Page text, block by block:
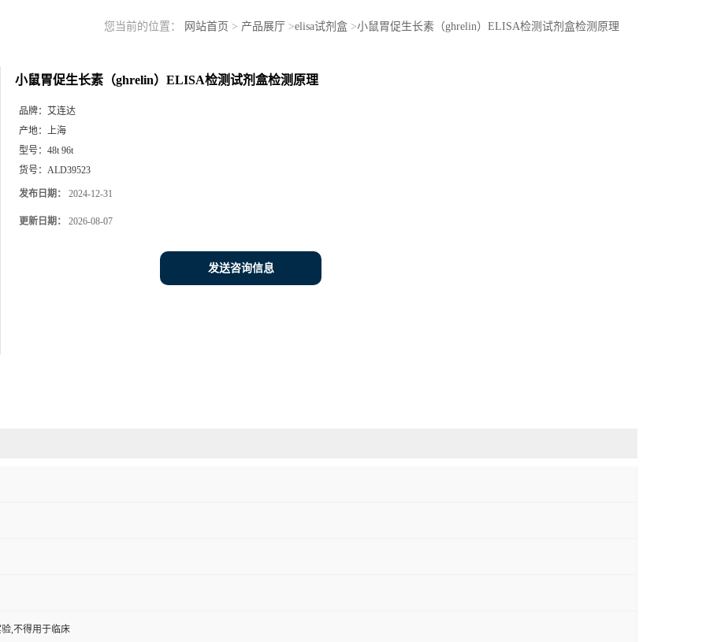
您当前的位置： 网站首页 > 产品展厅 >elisa试剂盒>小鼠胃促生长素（ghrelin）ELISA检测试剂盒检测原理
小鼠胃促生长素（ghrelin）ELISA检测试剂盒检测原理
品牌： 艾连达
产地： 上海
型号： 48t 96t
货号： ALD39523
发布日期： 2024-12-31
更新日期： 2026-08-07
发送咨询信息
,不得用于临床